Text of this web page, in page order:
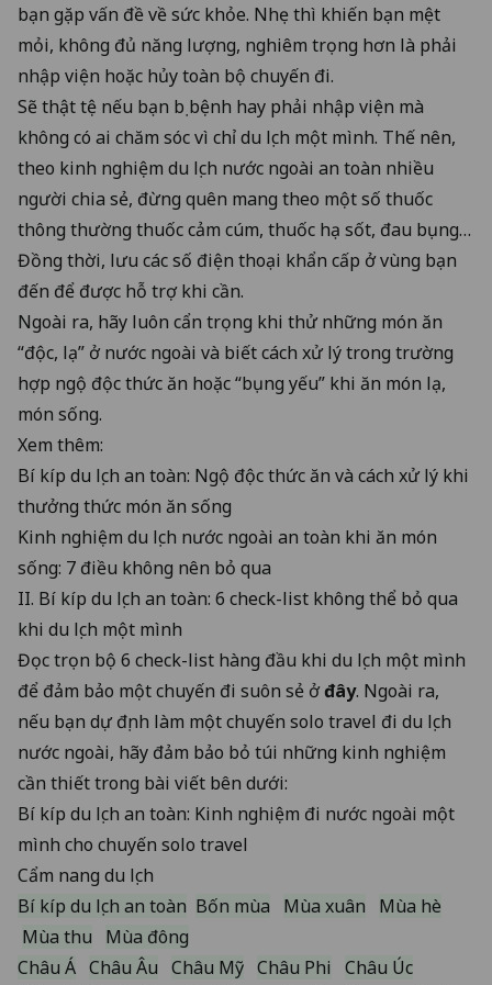
bạn gặp vấn đề về sức khỏe. Nhẹ thì khiến bạn mệt
mỏi, không đủ năng lượng, nghiêm trọng hơn là phải
nhập viện hoặc hủy toàn bộ chuyến đi.
Sẽ thật tệ nếu bạn bị bệnh hay phải nhập viện mà
không có ai chăm sóc vì chỉ du lịch một mình. Thế nên,
theo kinh nghiệm du lịch nước ngoài an toàn nhiều
người chia sẻ, đừng quên mang theo một số thuốc
thông thường thuốc cảm cúm, thuốc hạ sốt, đau bụng…
Đồng thời, lưu các số điện thoại khẩn cấp ở vùng bạn
đến để được hỗ trợ khi cần.
Ngoài ra, hãy luôn cẩn trọng khi thử những món ăn
“độc, lạ” ở nước ngoài và biết cách xử lý trong trường
hợp ngộ độc thức ăn hoặc “bụng yếu” khi ăn món lạ,
món sống.
Xem thêm:
Bí kíp du lịch an toàn: Ngộ độc thức ăn và cách xử lý khi
thưởng thức món ăn sống
Kinh nghiệm du lịch nước ngoài an toàn khi ăn món
sống: 7 điều không nên bỏ qua
II. Bí kíp du lịch an toàn: 6 check-list không thể bỏ qua
khi du lịch một mình
Đọc trọn bộ 6 check-list hàng đầu khi du lịch một mình
để đảm bảo một chuyến đi suôn sẻ ởđây. Ngoài ra,
nếu bạn dự định làm một chuyến solo travel đi du lịch
nước ngoài, hãy đảm bảo bỏ túi những kinh nghiệm
cần thiết trong bài viết bên dưới:
Bí kíp du lịch an toàn: Kinh nghiệm đi nước ngoài một
mình cho chuyến solo travel
Cẩm nang du lịch
Bí kíp du lịch an toàn Bốn mùa Mùa xuân
Mùa hè
Mùa thu
Mùa đông
Châu Á Châu Âu Châu Mỹ Châu Phi
Châu Úc